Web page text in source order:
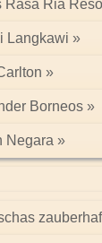
Rasa Ria
Langkawi
Borneos
Negara